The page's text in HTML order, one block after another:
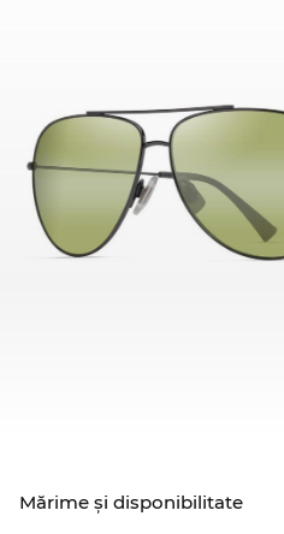
Mărime şi disponibilitate